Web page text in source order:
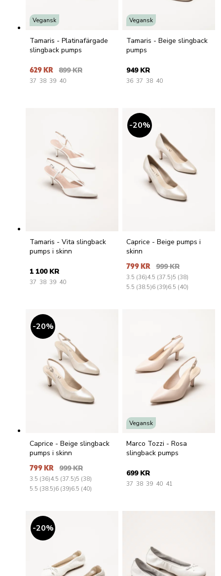
Vegansk
Tamaris - Platinafärgade
slingback pumps
629 KR 899 KR
37 38 39 40
Vegansk
Tamaris - Beige slingback
pumps
949 KR
36 37 38 40
Tamaris - Vita slingback
pumps i skinn
1 100 KR
37 38 39 40
20%
Caprice - Beige pumps i
skinn
799 KR 999 KR
3.5 (36)4.5 (37.5)5 (38)
5.5 (38.5)6 (39)6.5 (40)
20%
Caprice - Beige slingback
pumps i skinn
799 KR 999 KR
3.5 (36)4.5 (37.5)5 (38)
5.5 (38.5)6 (39)6.5 (40)
Vegansk
Marco Tozzi - Rosa
slingback pumps
699 KR
37 38 39 40 41
20%